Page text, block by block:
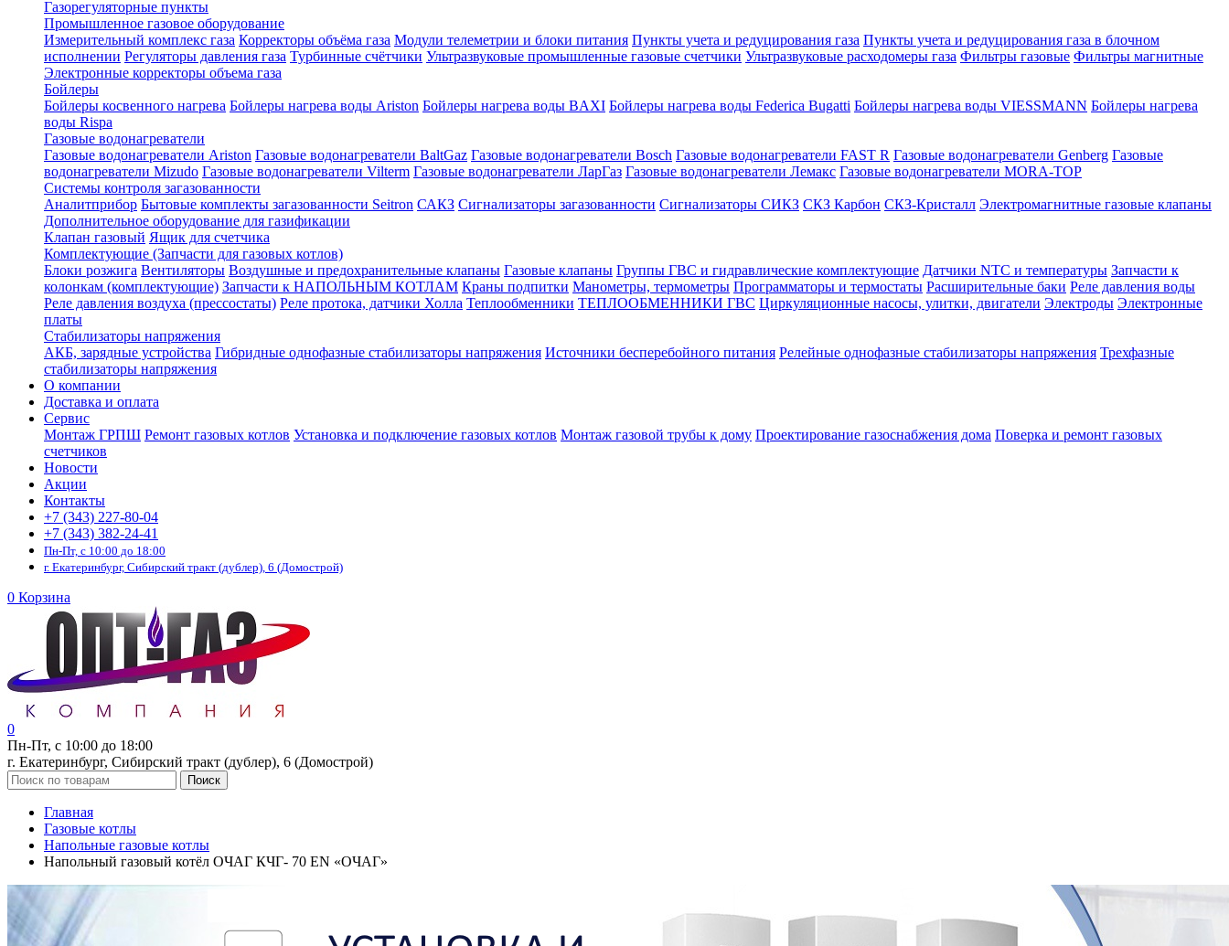
Газорегуляторные пункты
Промышленное газовое оборудование
Измерительный комплекс газа Корректоры объёма газа Модули телеметрии и блоки питания Пункты учета и редуцирования газа Пункты учета и редуцирования газа в блочном
исполнении Регуляторы давления газа Турбинные счётчики Ультразвуковые промышленные газовые счетчики Ультразвуковые расходомеры газа Фильтры газовые Фильтры магнитные
Электронные корректоры объема газа
Бойлеры
Бойлеры косвенного нагрева Бойлеры нагрева воды Ariston Бойлеры нагрева воды BAXI Бойлеры нагрева воды Federica Bugatti Бойлеры нагрева воды VIESSMANN Бойлеры нагрева
воды Rispa
Газовые водонагреватели
Газовые водонагреватели Ariston Газовые водонагреватели BaltGaz Газовые водонагреватели Bosch Газовые водонагреватели FAST R Газовые водонагреватели Genberg Газовые
водонагреватели Mizudo Газовые водонагреватели Vilterm Газовые водонагреватели ЛарГаз Газовые водонагреватели Лемакс Газовые водонагреватели MORA-TOP
Системы контроля загазованности
Аналитприбор Бытовые комплекты загазованности Seitron САКЗ Сигнализаторы загазованности Сигнализаторы СИКЗ СКЗ Карбон СКЗ-Кристалл Электромагнитные газовые клапаны
Дополнительное оборудование для газификации
Клапан газовый Ящик для счетчика
Комплектующие (Запчасти для газовых котлов)
Блоки розжига Вентиляторы Воздушные и предохранительные клапаны Газовые клапаны Группы ГВС и гидравлические комплектующие Датчики NTC и температуры Запчасти к
колонкам (комплектующие) Запчасти к НАПОЛЬНЫМ КОТЛАМ Краны подпитки Манометры, термометры Программаторы и термостаты Расширительные баки Реле давления воды
Реле давления воздуха (прессостаты) Реле протока, датчики Холла Теплообменники ТЕПЛООБМЕННИКИ ГВС Циркуляционные насосы, улитки, двигатели Электроды Электронные
платы
Стабилизаторы напряжения
АКБ, зарядные устройства Гибридные однофазные стабилизаторы напряжения Источники бесперебойного питания Релейные однофазные стабилизаторы напряжения Трехфазные
стабилизаторы напряжения
О компании
Доставка и оплата
Сервис
Монтаж ГРПШ Ремонт газовых котлов Установка и подключение газовых котлов Монтаж газовой трубы к дому Проектирование газоснабжения дома Поверка и ремонт газовых
счетчиков
Новости
Акции
Контакты
+7 (343) 227-80-04
+7 (343) 382-24-41
Пн-Пт, с 10:00 до 18:00
г. Екатеринбург, Сибирский тракт (дублер), 6 (Домострой)
0 Корзина
0
Пн-Пт, с 10:00 до 18:00
г. Екатеринбург, Сибирский тракт (дублер), 6 (Домострой)
Поиск
Главная
Газовые котлы
Напольные газовые котлы
Напольный газовый котёл ОЧАГ КЧГ- 70 EN «ОЧАГ»